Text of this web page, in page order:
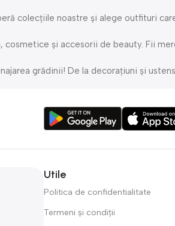
colecțiile noastre și alege outfituri
și accesorii de beauty. Fii
grădinii! De la decorațiuni și
la tine rapid și în siguranță. Echipa
Utile
Politica de confidentialitate
Termeni și condiții